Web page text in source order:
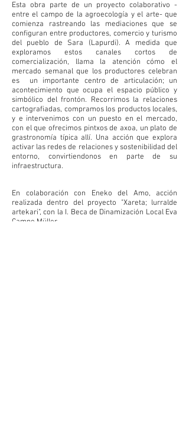
Esta obra parte de un proyecto colaborativo -
entre el campo de la agroecología y el arte- que
comienza rastreando las mediaciones que se
configuran entre productores, comercio y turismo
del pueblo de Sara (Lapurdi). A medida que
exploramos estos canales cortos de
comercialización, llama la atención cómo el
mercado semanal que los productores celebran
es un importante centro de articulación; un
acontecimiento que ocupa el espacio público y
simbólico del frontón. Recorrimos la relaciones
cartografiadas, compramos los productos locales,
y e intervenimos con un puesto en el mercado,
con el que ofrecimos pintxos de axoa, un plato de
grastronomía típica allí. Una acción que explora
activar las redes de relaciones y sostenibilidad del
entorno, convirtiendonos en parte de su
infraestructura.
En colaboración con Eneko del Amo, acción
realizada dentro del proyecto "Xareta; lurralde
artekari",con la I. Beca de Dinamización Local Eva
Campo Müller.